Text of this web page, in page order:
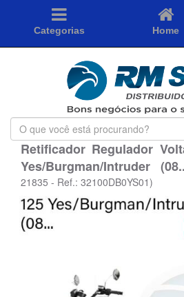
Categorias Home
O
que
você
está
procurando?
Retificador Regulador
Yes/Burgman/Intruder
21835 - Ref.: 32100DB0YS01)